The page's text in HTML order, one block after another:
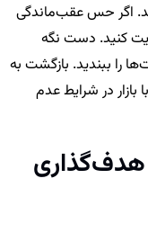
اگر حس عقب‌ماندگی
کنید. دست نگه
را ببندید. بازگشت به
بازار در شرایط عدم
هدف‌گذاری